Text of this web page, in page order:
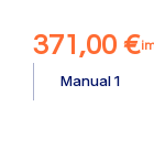
371,00 €
Manual 1